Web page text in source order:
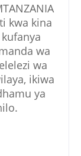
kwa kina
wa
wa
ikiwa
ya